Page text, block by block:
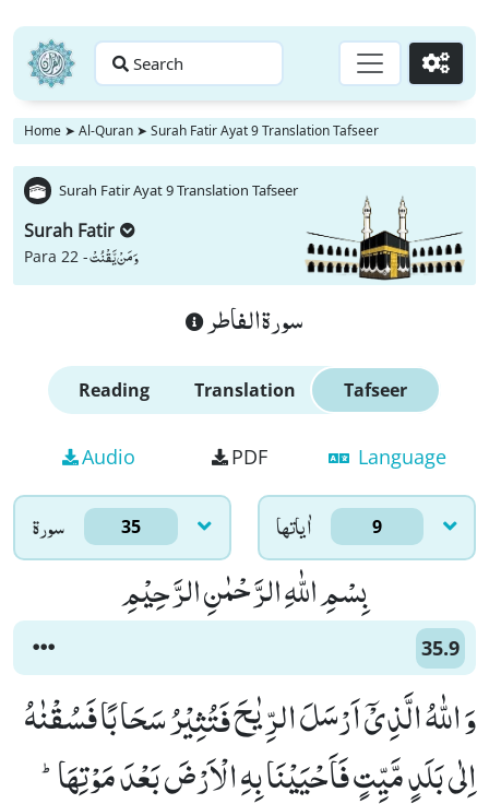
Search Go
Home ➤ Al-Quran ➤ Surah Fatir Ayat 9 Translation Tafseer
Surah Fatir Ayat 9 Translation Tafseer
Surah Fatir
Para 22 -وَ مَنْ یَّقْنُتْ
سورة الفاطر
Reading Translation Tafseer
Audio PDF Language
سورۃ 35 اٰياتها 9
بِسْمِ اللّٰهِ الرَّحْمٰنِ الرَّحِیْمِ
35.9
وَ اللّٰهُ الَّذِیْۤ اَرْسَلَ الرِّیٰحَ فَتُثِیْرُ سَحَابًا فَسُقْنٰهُ
اِلٰى بَلَدٍ مَّیِّتٍ فَاَحْیَیْنَا بِهِ الْاَرْضَ بَعْدَ مَوْتِهَاؕ-